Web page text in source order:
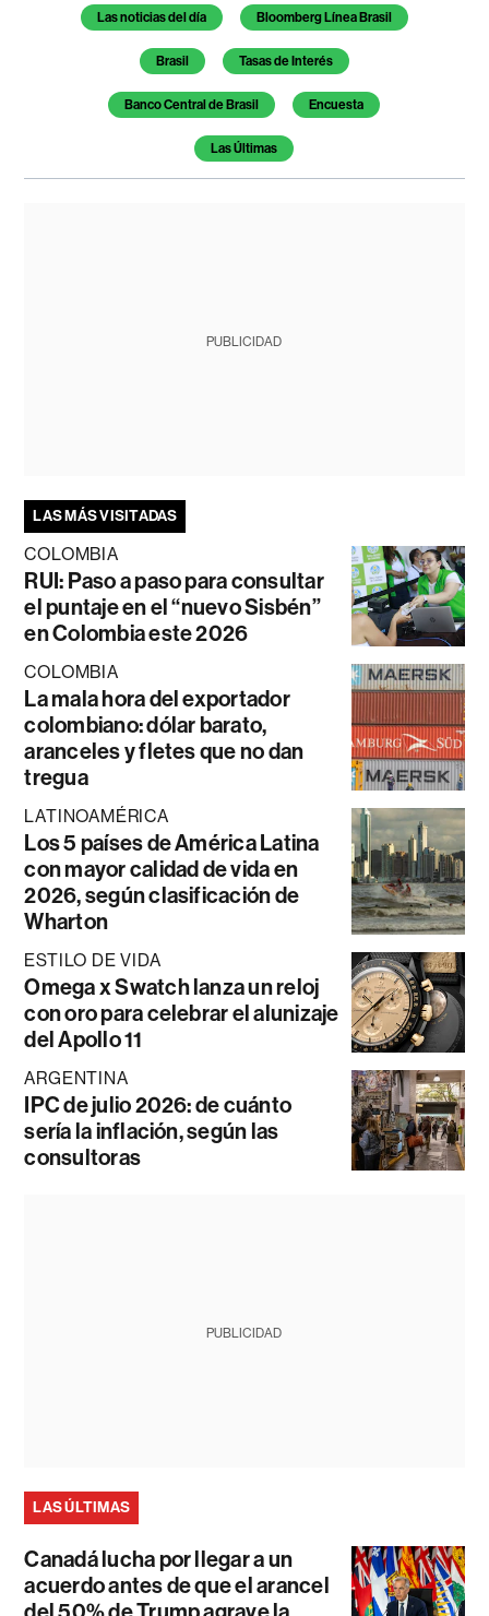
Temas de este artículo
Las noticias del día Bloomberg Línea Brasil
Brasil Tasas de Interés
Banco Central de Brasil Encuesta
Las Últimas
PUBLICIDAD
LAS MÁS VISITADAS
COLOMBIA
RUI: Paso a paso para consultar
el puntaje en el “nuevo Sisbén”
en Colombia este 2026
COLOMBIA
La mala hora del exportador
colombiano: dólar barato,
aranceles y fletes que no dan
tregua
LATINOAMÉRICA
Los 5 países de América Latina
con mayor calidad de vida en
2026, según clasificación de
Wharton
ESTILO DE VIDA
Omega x Swatch lanza un reloj
con oro para celebrar el alunizaje
del Apollo 11
ARGENTINA
IPC de julio 2026: de cuánto
sería la inflación, según las
consultoras
PUBLICIDAD
LAS ÚLTIMAS
Canadá lucha por llegar a un
acuerdo antes de que el arancel